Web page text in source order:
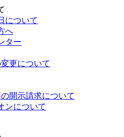
について
へ
ター
更について
開示請求について
ンについて